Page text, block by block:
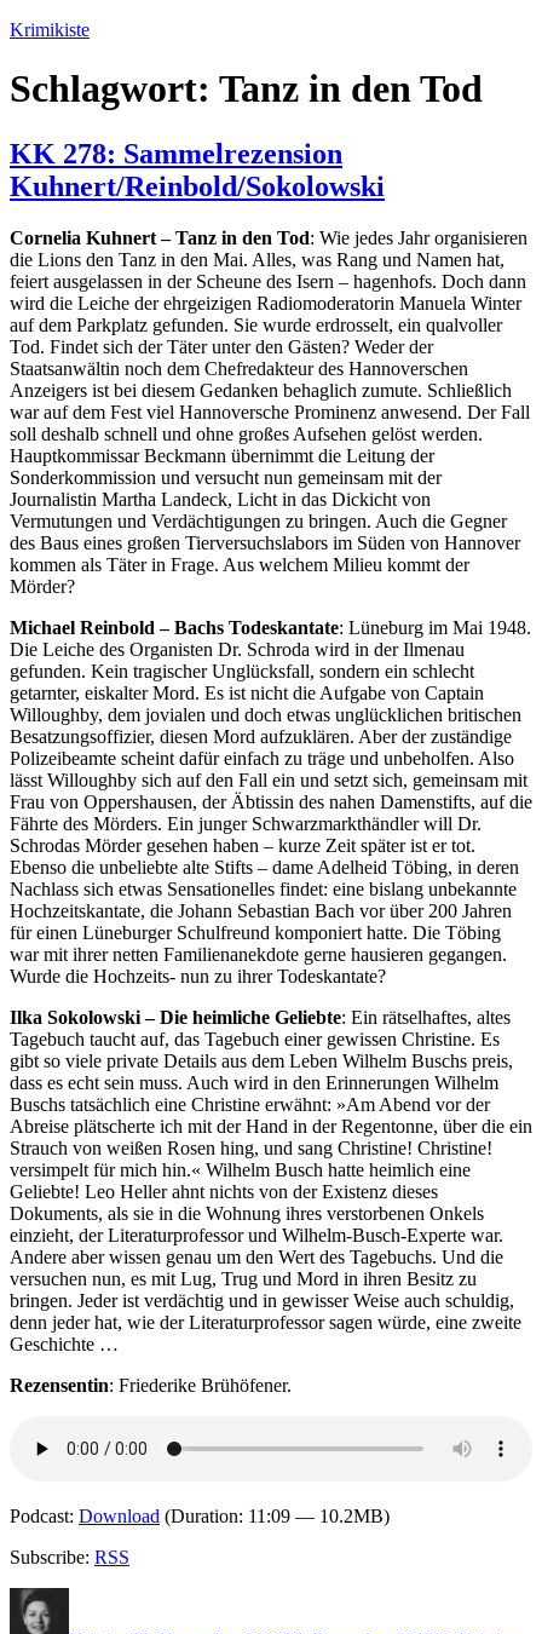
Zum
springen
Krimikiste
Schlagwort: Tanz in den Tod
KK 278: Sammelrezension
Kuhnert/Reinbold/Sokolowski
Cornelia Kuhnert – Tanz in den Tod: Wie jedes Jahr organisieren
die Lions den Tanz in den Mai. Alles, was Rang und Namen hat,
feiert ausgelassen in der Scheune des Isern – hagenhofs. Doch dann
wird die Leiche der ehrgeizigen Radiomoderatorin Manuela Winter
auf dem Parkplatz gefunden. Sie wurde erdrosselt, ein qualvoller
Tod. Findet sich der Täter unter den Gästen? Weder der
Staatsanwältin noch dem Chefredakteur des Hannoverschen
Anzeigers ist bei diesem Gedanken behaglich zumute. Schließlich
war auf dem Fest viel Hannoversche Prominenz anwesend. Der Fall
soll deshalb schnell und ohne großes Aufsehen gelöst werden.
Hauptkommissar Beckmann übernimmt die Leitung der
Sonderkommission und versucht nun gemeinsam mit der
Journalistin Martha Landeck, Licht in das Dickicht von
Vermutungen und Verdächtigungen zu bringen. Auch die Gegner
des Baus eines großen Tierversuchslabors im Süden von Hannover
kommen als Täter in Frage. Aus welchem Milieu kommt der
Mörder?
Michael Reinbold – Bachs Todeskantate: Lüneburg im Mai 1948.
Die Leiche des Organisten Dr. Schroda wird in der Ilmenau
gefunden. Kein tragischer Unglücksfall, sondern ein schlecht
getarnter, eiskalter Mord. Es ist nicht die Aufgabe von Captain
Willoughby, dem jovialen und doch etwas unglücklichen britischen
Besatzungsoffizier, diesen Mord aufzuklären. Aber der zuständige
Polizeibeamte scheint dafür einfach zu träge und unbeholfen. Also
lässt Willoughby sich auf den Fall ein und setzt sich, gemeinsam mit
Frau von Oppershausen, der Äbtissin des nahen Damenstifts, auf die
Fährte des Mörders. Ein junger Schwarzmarkthändler will Dr.
Schrodas Mörder gesehen haben – kurze Zeit später ist er tot.
Ebenso die unbeliebte alte Stifts – dame Adelheid Töbing, in deren
Nachlass sich etwas Sensationelles findet: eine bislang unbekannte
Hochzeitskantate, die Johann Sebastian Bach vor über 200 Jahren
für einen Lüneburger Schulfreund komponiert hatte. Die Töbing
war mit ihrer netten Familienanekdote gerne hausieren gegangen.
Wurde die Hochzeits- nun zu ihrer Todeskantate?
Ilka Sokolowski – Die heimliche Geliebte: Ein rätselhaftes, altes
Tagebuch taucht auf, das Tagebuch einer gewissen Christine. Es
gibt so viele private Details aus dem Leben Wilhelm Buschs preis,
dass es echt sein muss. Auch wird in den Erinnerungen Wilhelm
Buschs tatsächlich eine Christine erwähnt: »Am Abend vor der
Abreise plätscherte ich mit der Hand in der Regentonne, über die ein
Strauch von weißen Rosen hing, und sang Christine! Christine!
versimpelt für mich hin.« Wilhelm Busch hatte heimlich eine
Geliebte! Leo Heller ahnt nichts von der Existenz dieses
Dokuments, als sie in die Wohnung ihres verstorbenen Onkels
einzieht, der Literaturprofessor und Wilhelm-Busch-Experte war.
Andere aber wissen genau um den Wert des Tagebuchs. Und die
versuchen nun, es mit Lug, Trug und Mord in ihren Besitz zu
bringen. Jeder ist verdächtig und in gewisser Weise auch schuldig,
denn jeder hat, wie der Literaturprofessor sagen würde, eine zweite
Geschichte …
Rezensentin: Friederike Brühöfener.
Podcast: Download (Duration: 11:09 — 10.2MB)
Subscribe: RSS